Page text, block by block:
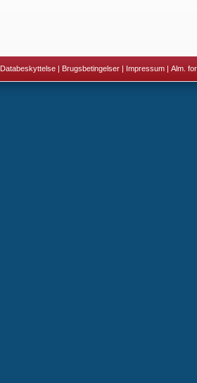
Databeskyttelse | Brugsbetingelser | Impressum | Alm.